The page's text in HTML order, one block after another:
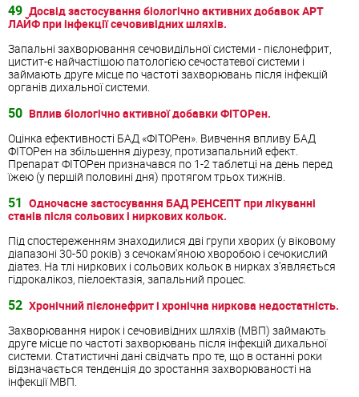
49 Досвід застосування біологічно активних добавок АРТ
ЛАЙФ при інфекції сечовивідних шляхів.
Запальні захворювання сечовидільної системи - пієлонефрит,
цистит-є найчастішою патологією сечостатевої системи і
займають друге місце по частоті захворювань після інфекцій
органів дихальної системи.
50 Вплив біологічно активної добавки ФІТОРен.
Оцінка ефективності БАД «ФІТОРен». Вивчення впливу БАД
ФІТОРен на збільшення діурезу, протизапальний ефект.
Препарат ФІТОРен призначався по 1-2 таблетці на день перед
їжею (у першій половині дня) протягом трьох тижнів.
51 Одночасне застосування БАД РЕНСЕПТ при лікуванні
станів після сольових і ниркових кольок.
Під спостереженням знаходилися дві групи хворих (у віковому
діапазоні 30-50 років) з сечокам'яною хворобою і сечокислий
діатез. На тлі ниркових і сольових кольок в нирках з'являється
гідрокалікоз, піелоектазія, запальний процес.
52 Хронічний пієлонефрит і хронічна ниркова недостатність.
Захворювання нирок і сечовивідних шляхів (МВП) займають
друге місце по частоті захворювань після інфекцій дихальної
системи. Статистичні дані свідчать про те, що в останні роки
відзначається тенденція до зростання захворюваності на
інфекції МВП.